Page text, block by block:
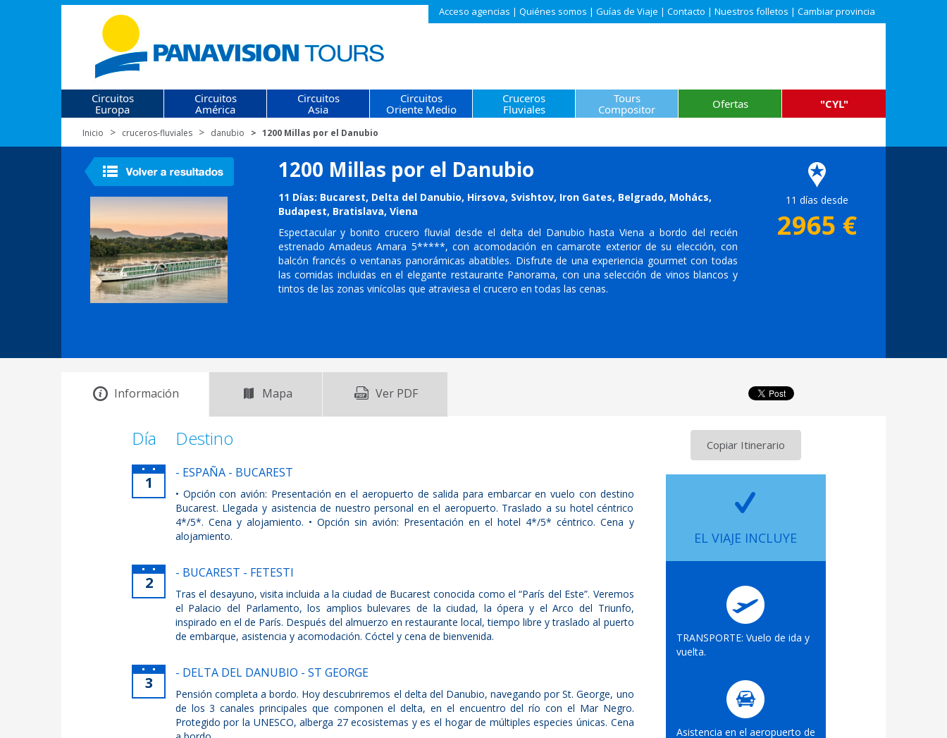
Acceso agencias | Quiénes somos | Guías de Viaje | Contacto | Nuestros folletos | Cambiar provincia
Circuitos
Europa
Circuitos
América
Circuitos
Asia
Circuitos
Oriente Medio
Cruceros
Fluviales
Tours
Compositor
Ofertas "CYL"
Inicio cruceros-fluviales danubio 1200 Millas por el Danubio
1200 Millas por el Danubio
11 Días: Bucarest, Delta del Danubio, Hirsova, Svishtov, Iron Gates, Belgrado, Mohács,
Budapest, Bratislava, Viena
Espectacular y bonito crucero fluvial desde el delta del Danubio hasta Viena a bordo del recién
estrenado Amadeus Amara 5*****, con acomodación en camarote exterior de su elección, con
balcón francés o ventanas panorámicas abatibles. Disfrute de una experiencia gourmet con todas
las comidas incluidas en el elegante restaurante Panorama, con una selección de vinos blancos y
tintos de las zonas vinícolas que atraviesa el crucero en todas las cenas.
11 días desde
2965 €
Información Mapa Ver PDF
Día Destino
1
- ESPAÑA - BUCAREST
• Opción con avión: Presentación en el aeropuerto de salida para embarcar en vuelo con destino
Bucarest. Llegada y asistencia de nuestro personal en el aeropuerto. Traslado a su hotel céntrico
4*/5*. Cena y alojamiento. • Opción sin avión: Presentación en el hotel 4*/5* céntrico. Cena y
alojamiento.
2
- BUCAREST - FETESTI
Tras el desayuno, visita incluida a la ciudad de Bucarest conocida como el “París del Este”. Veremos
el Palacio del Parlamento, los amplios bulevares de la ciudad, la ópera y el Arco del Triunfo,
inspirado en el de París. Después del almuerzo en restaurante local, tiempo libre y traslado al puerto
de embarque, asistencia y acomodación. Cóctel y cena de bienvenida.
3
- DELTA DEL DANUBIO - ST GEORGE
Pensión completa a bordo. Hoy descubriremos el delta del Danubio, navegando por St. George, uno
de los 3 canales principales que componen el delta, en el encuentro del río con el Mar Negro.
Protegido por la UNESCO, alberga 27 ecosistemas y es el hogar de múltiples especies únicas. Cena
Copiar Itinerario
EL VIAJE INCLUYE
TRANSPORTE: Vuelo de ida y
vuelta.
Asistencia en el aeropuerto de